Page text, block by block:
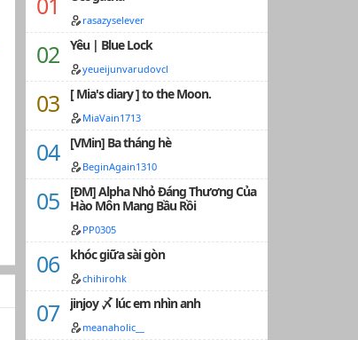
rasazyselever
Yêu | Blue Lock
yeueijunvarudovcl
[ Mia's diary ] to the Moon.
MiaVain1713
[VMin] Ba tháng hè
BeginAgain1310
[ĐM] Alpha Nhỏ Đáng Thương Của
Hào Môn Mang Bầu Rồi
PP0305
khóc giữa sài gòn
chihirohk
jinjoy 〆 lúc em nhìn anh
meanaholic__